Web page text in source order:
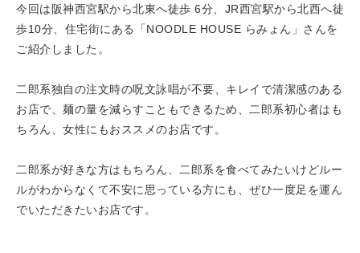
今回は阪神西宮駅から北東へ徒歩 6分、JR西宮駅から北西へ徒
歩10分、住宅街にある「NOODLE HOUSE らみょん」さんを
ご紹介しました。
二郎系独自の注文時の呪文詠唱が不要、キレイで清潔感のある
お店で、麺の量を減らすこともできるため、二郎系初心者はも
ちろん、女性にもおススメのお店です。
二郎系が好きな方はもちろん、二郎系を食べてみたいけどルー
ルがわからなくて不安に思っている方にも、ぜひ一度足を運ん
でいただきたいお店です。